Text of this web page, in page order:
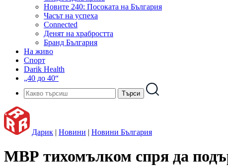
Новите 240: Посоката на България
Часът на успеха
Connected
Денят на храбростта
Бранд България
На живо
Спорт
Darik Health
„40 до 40“
Дарик | Новини | Новини България
МВР тихомълком спря да